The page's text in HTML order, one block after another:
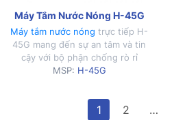
Máy Tắm Nước Nóng H-45G
Máy tắm nước nóngtrực tiếp H-
45G mang đến sự an tâm và tin
cậy với bộ phận chống rò rỉ
điện, an toàn ELCB chống giật.
MSP: H-45G
1 2 …